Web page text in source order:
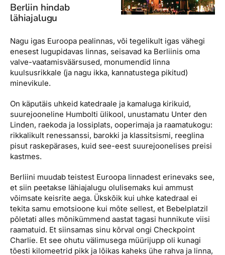
Berliin hindab
lähiajalugu
Nagu igas Euroopa pealinnas, või tegelikult igas vähegi
enesest lugupidavas linnas, seisavad ka Berliinis oma
valve-vaatamisväärsused, monumendid linna
kuulsusrikkale (ja nagu ikka, kannatustega pikitud)
minevikule.
On käputäis uhkeid katedraale ja kamaluga kirikuid,
suurejooneline Humbolti ülikool, unustamatu Unter den
Linden, raekoda ja lossiplats, ooperimaja ja raamatukogu:
rikkalikult renessanssi, barokki ja klassitsismi, reeglina
pisut raskepärases, kuid see-eest suurejoonelises preisi
kastmes.
Berliini muudab teistest Euroopa linnadest erinevaks see,
et siin peetakse lähiajalugu olulisemaks kui ammust
võimsate keisrite aega. Ükskõik kui uhke katedraal ei
tekita samu emotsioone kui mõte sellest, et Bebelplatzil
põletati alles mõnikümmend aastat tagasi hunnikute viisi
raamatuid. Et siinsamas sinu kõrval ongi Checkpoint
Charlie. Et see ohutu välimusega müürijupp oli kunagi
tõesti kilomeetrid pikk ja lõikas kaheks ühe rahva ja linna,